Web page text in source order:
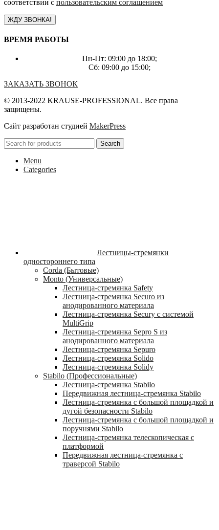
соответствии с пользовательским соглашением
ВРЕМЯ РАБОТЫ
Пн-Пт: 09:00 до 18:00;
Сб: 09:00 до 15:00;
ЗАКАЗАТЬ ЗВОНОК
© 2013-2022 KRAUSE-PROFESSIONAL. Все права
защищены.
Сайт разработан студией MakerPress
Search
Menu
Categories
Лестницы-стремянки
одностороннего типа
Corda (Бытовые)
Monto (Универсальные)
Лестница-стремянка Safety
Лестница-стремянка Securo из
анодированного материала
Лестница-стремянка Secury с системой
MultiGrip
Лестница-стремянка Sepro S из
анодированного материала
Лестница-стремянка Sepuro
Лестница-стремянка Solido
Лестница-стремянка Solidy
Stabilo (Профессиональные)
Лестница-стремянка Stabilo
Передвижная лестница-стремянка Stabilo
Лестница-стремянка с большой площадкой и
дугой безопасности Stabilo
Лестница-стремянка с большой площадкой и
поручнями Stabilo
Лестница-стремянка телескопическая с
платформой
Передвижная лестница-стремянка с
траверсой Stabilo